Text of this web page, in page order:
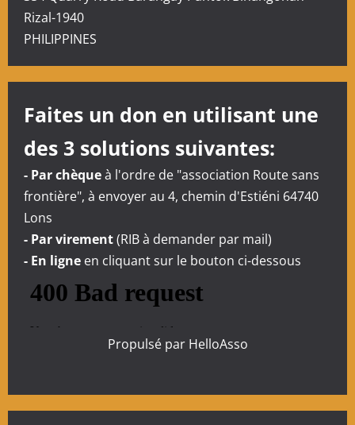
o
n
d
’
a
r
t
i
c
Rizal-1940
PHILIPPINES
Faites un don en utilisant une
des 3 solutions suivantes:
- Par chèqueà l'ordre de "association Route sans
frontière", à envoyer au 4, chemin d'Estiéni 64740
Lons
- Par virement(RIB à demander par mail)
- En ligne en cliquant sur le bouton ci-dessous
Propulsé par HelloAsso